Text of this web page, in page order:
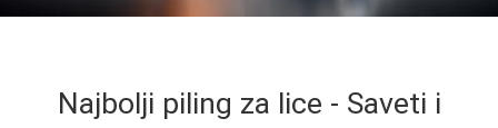
Najbolji piling za lice - Saveti i